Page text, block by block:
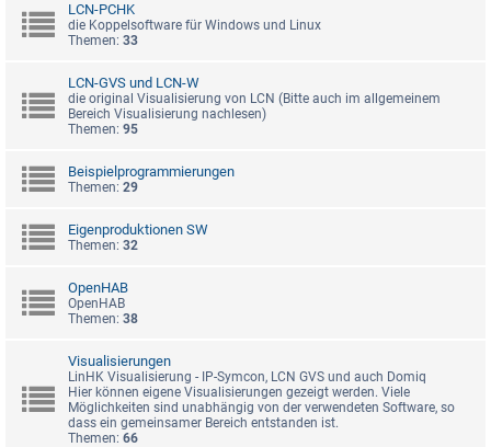
LCN-PCHK
die Koppelsoftware für Windows und Linux
Themen: 33
LCN-GVS und LCN-W
die original Visualisierung von LCN (Bitte auch im allgemeinem
Bereich Visualisierung nachlesen)
Themen: 95
Beispielprogrammierungen
Themen: 29
Eigenproduktionen SW
Themen: 32
OpenHAB
OpenHAB
Themen: 38
Visualisierungen
LinHK Visualisierung - IP-Symcon, LCN GVS und auch Domiq
Hier können eigene Visualisierungen gezeigt werden. Viele
Möglichkeiten sind unabhängig von der verwendeten Software, so
dass ein gemeinsamer Bereich entstanden ist.
Themen: 66